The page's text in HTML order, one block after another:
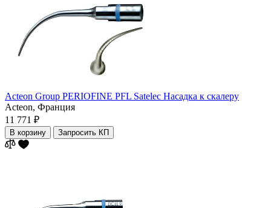
Acteon Group PERIOFINE PFL Satelec Насадка к скалеру
Acteon, Франция
11 771 ₽
В корзину Запросить КП